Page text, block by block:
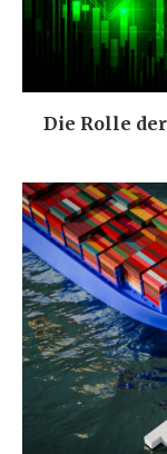
Die Rolle